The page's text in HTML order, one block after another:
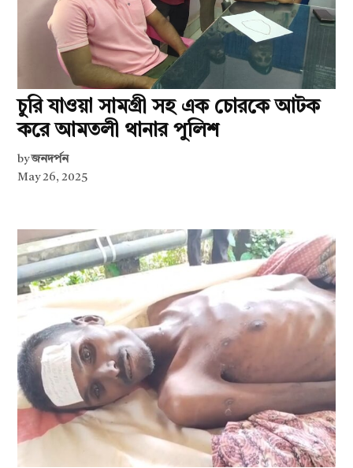
চুরি যাওয়া সামগ্রী সহ এক চোরকে আটক
করে আমতলী থানার পুলিশ
by জনদর্পন
May 26, 2025